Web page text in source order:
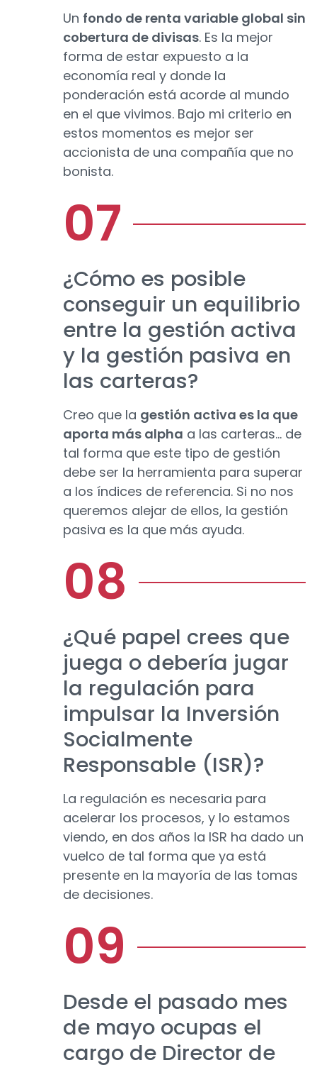
Un fondo de renta variable global sin
cobertura de divisas. Es la mejor
forma de estar expuesto a la
economía real y donde la
ponderación está acorde al mundo
en el que vivimos. Bajo mi criterio en
estos momentos es mejor ser
accionista de una compañía que no
bonista.
¿Cómo es posible
conseguir un equilibrio
entre la gestión activa
y la gestión pasiva en
las carteras?
Creo que la gestión activa es la que
aporta más alpha a las carteras… de
tal forma que este tipo de gestión
debe ser la herramienta para superar
a los índices de referencia. Si no nos
queremos alejar de ellos, la gestión
pasiva es la que más ayuda.
¿Qué papel crees que
juega o debería jugar
la regulación para
impulsar la Inversión
Socialmente
Responsable (ISR)?
La regulación es necesaria para
acelerar los procesos, y lo estamos
viendo, en dos años la ISR ha dado un
vuelco de tal forma que ya está
presente en la mayoría de las tomas
de decisiones.
Desde el pasado mes
de mayo ocupas el
cargo de Director de